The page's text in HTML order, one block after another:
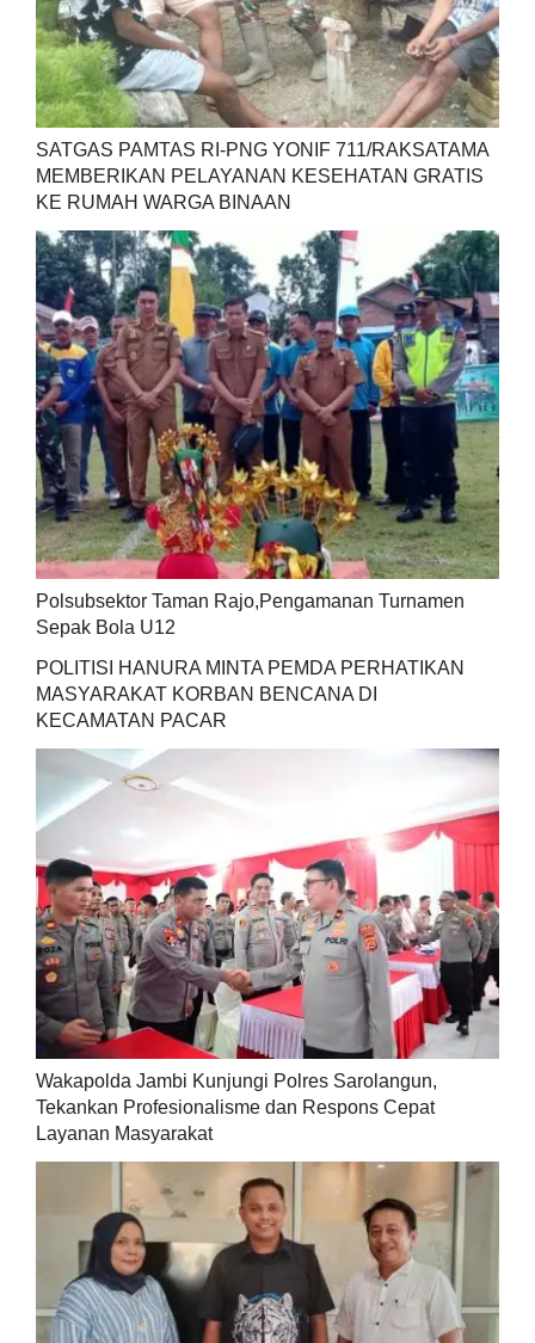
SATGAS PAMTAS RI-PNG YONIF 711/RAKSATAMA
MEMBERIKAN PELAYANAN KESEHATAN GRATIS
KE RUMAH WARGA BINAAN
Polsubsektor Taman Rajo,Pengamanan Turnamen
Sepak Bola U12
POLITISI HANURA MINTA PEMDA PERHATIKAN
MASYARAKAT KORBAN BENCANA DI
KECAMATAN PACAR
Wakapolda Jambi Kunjungi Polres Sarolangun,
Tekankan Profesionalisme dan Respons Cepat
Layanan Masyarakat